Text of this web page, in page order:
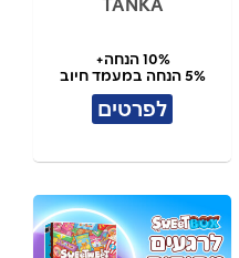
TANKA
10% הנחה+
5% הנחה במעמד חיוב
לפרטים